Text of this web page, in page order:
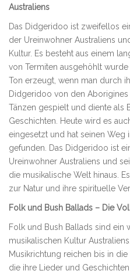
Australiens
Das Didgeridoo ist zweifellos
der Ureinwohner Australiens
Kultur. Es besteht aus einem
von Termiten ausgehöhlt
Ton erzeugt, wenn man durch
Didgeridoo von den
Tänzen gespielt und diente als
Geschichten. Heute wird es
eingesetzt und hat seinen Weg
gefunden. Das Didgeridoo ist
Ureinwohner Australiens und
die musikalische Welt hinaus.
zur Natur und ihre spirituelle
Folk und Bush Ballads – Die
Folk und Bush Ballads sind ein
musikalischen Kultur
Musikrichtung reichen bis in
die ihre Lieder und